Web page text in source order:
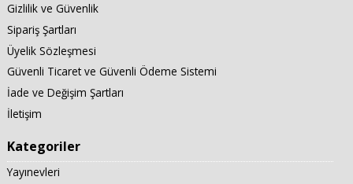
Gizlilik ve Güvenlik
Sipariş Şartları
Üyelik Sözleşmesi
Güvenli Ticaret ve Güvenli Ödeme Sistemi
İade ve Değişim Şartları
İletişim
Kategoriler
Yayınevleri